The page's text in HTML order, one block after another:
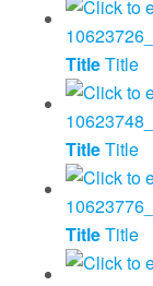
TitleTitle
TitleTitle
TitleTitle